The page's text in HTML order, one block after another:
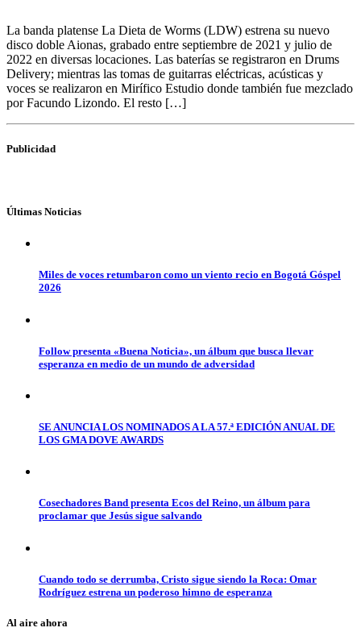
La banda platense La Dieta de Worms (LDW) estrena su nuevo
disco doble Aionas, grabado entre septiembre de 2021 y julio de
2022 en diversas locaciones. Las baterías se registraron en Drums
Delivery; mientras las tomas de guitarras eléctricas, acústicas y
voces se realizaron en Mirífico Estudio donde también fue mezclado
por Facundo Lizondo. El resto […]
Publicidad
Últimas Noticias
Miles de voces retumbaron como un viento recio en Bogotá Góspel
2026
Follow presenta «Buena Noticia», un álbum que busca llevar
esperanza en medio de un mundo de adversidad
SE ANUNCIA LOS NOMINADOS A LA 57.ª EDICIÓN ANUAL DE
LOS GMA DOVE AWARDS
Cosechadores Band presenta Ecos del Reino, un álbum para
proclamar que Jesús sigue salvando
Cuando todo se derrumba, Cristo sigue siendo la Roca: Omar
Rodríguez estrena un poderoso himno de esperanza
Al aire ahora